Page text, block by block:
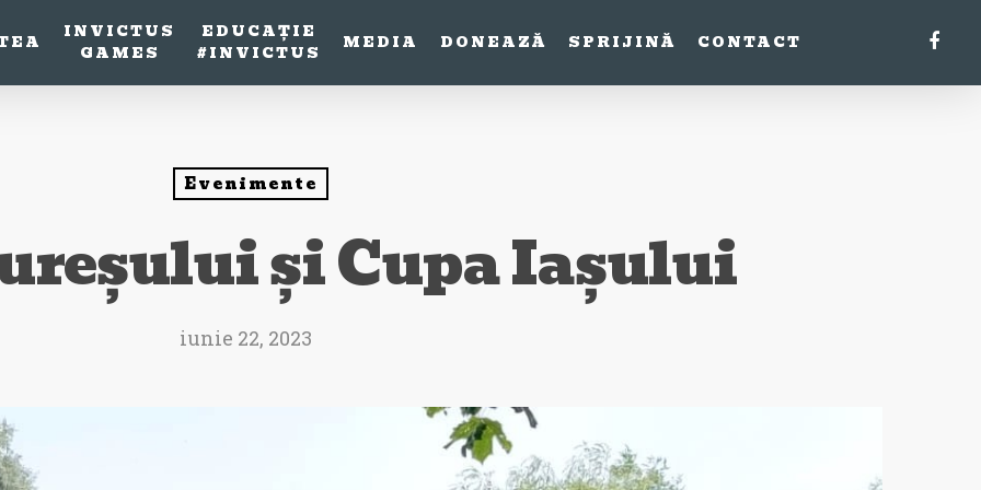
INVICTUS
GAMES
EDUCAȚIE
#INVICTUS
MEDIA DONEAZĂ SPRIJINĂ CONTACT
Evenimente
și Cupa Iașului
iunie 22, 2023